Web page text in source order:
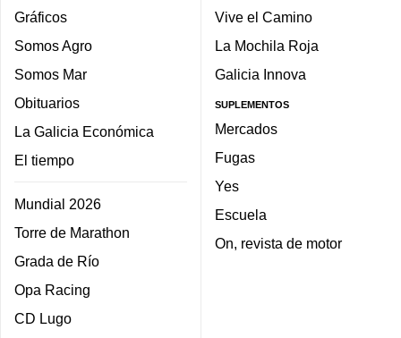
Gráficos
Somos Agro
Somos Mar
Obituarios
La Galicia Económica
El tiempo
Mundial 2026
Torre de Marathon
Grada de Río
Opa Racing
CD Lugo
Vive el Camino
La Mochila Roja
Galicia Innova
SUPLEMENTOS
Mercados
Fugas
Yes
Escuela
On, revista de motor